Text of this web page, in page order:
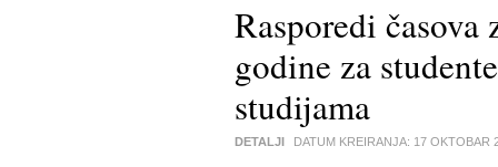
Rasporedi
godine za
studijama
DETALJI DATUM KREIRANJA: 17 OKTOBAR